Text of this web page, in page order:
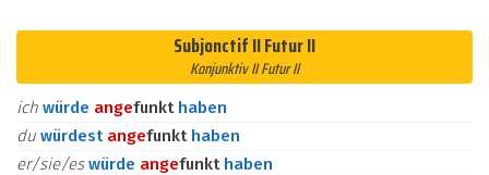
Subjonctif II Futur II
Konjunktiv II Futur II
ich würde angefunkt haben
du würdest angefunkt haben
er/sie/eswürde angefunkt haben